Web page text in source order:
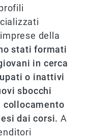
della
stati formati
in cerca
o inattivi
sbocchi
collocamento
dai corsi. A